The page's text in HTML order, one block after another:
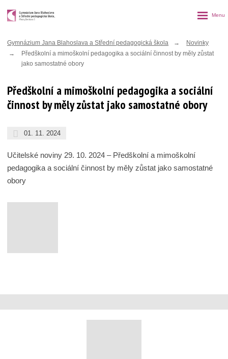
Gymnázium Jana Blahoslava a Střední pedagogická škola
Novinky
Předškolní a mimoškolní pedagogika a sociální činnost by měly zůstat
jako samostatné obory
Předškolní a mimoškolní pedagogika a sociální
činnost by měly zůstat jako samostatné obory
01. 11. 2024
Učitelské noviny 29. 10. 2024 – Předškolní a mimoškolní
pedagogika a sociální činnost by měly zůstat jako samostatné
obory